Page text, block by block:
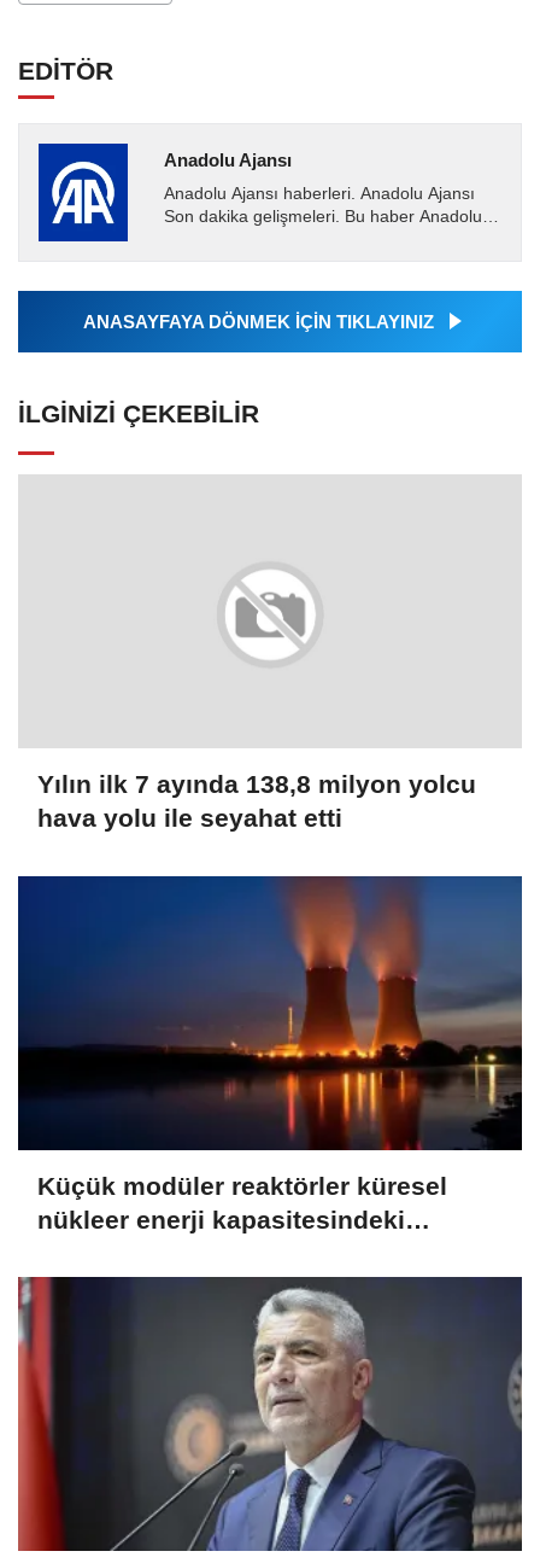
EDİTÖR
Anadolu Ajansı
Anadolu Ajansı haberleri. Anadolu Ajansı
Son dakika gelişmeleri. Bu haber Anadolu
Ajansı tarafından...
ANASAYFAYA DÖNMEK İÇİN TIKLAYINIZ
İLGINIZI ÇEKEBILIR
Yılın ilk 7 ayında 138,8 milyon yolcu
hava yolu ile seyahat etti
Küçük modüler reaktörler küresel
nükleer enerji kapasitesindeki